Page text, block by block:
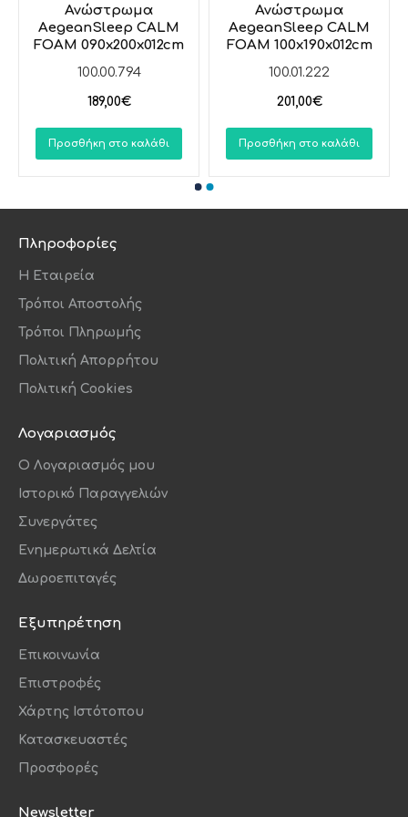
CALM
καλάθι
Ανώστρωμα
AegeanSleep CALM
FOAM 090x200x012cm
Προσθήκη στο καλάθι
FOAM
Προσθήκη στο
Πληροφορίες
Η Εταιρεία
Τρόποι Αποστολής
Τρόποι Πληρωμής
Πολιτική Απορρήτου
Πολιτική Cookies
Λογαριασμός
O Λογαριασμός μου
Ιστορικό Παραγγελιών
Συνεργάτες
Ενημερωτικά Δελτία
Δωροεπιταγές
Εξυπηρέτηση
Επικοινωνία
Επιστροφές
Χάρτης Ιστότοπου
Κατασκευαστές
Προσφορές
Newsletter